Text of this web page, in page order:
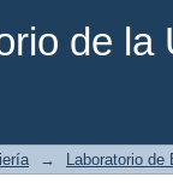
de la
→ Laboratorio de